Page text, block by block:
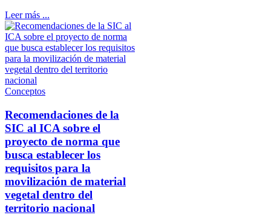
Leer más ...
Conceptos
Recomendaciones de la
SIC al ICA sobre el
proyecto de norma que
busca establecer los
requisitos para la
movilización de material
vegetal dentro del
territorio nacional